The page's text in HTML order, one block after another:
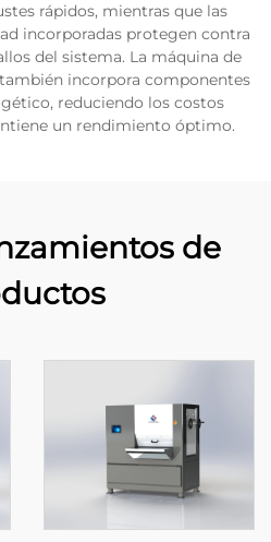
rápidos, mientras que las
incorporadas protegen contra
del sistema. La máquina de
incorpora componentes
reduciendo los costos
un rendimiento óptimo.
de